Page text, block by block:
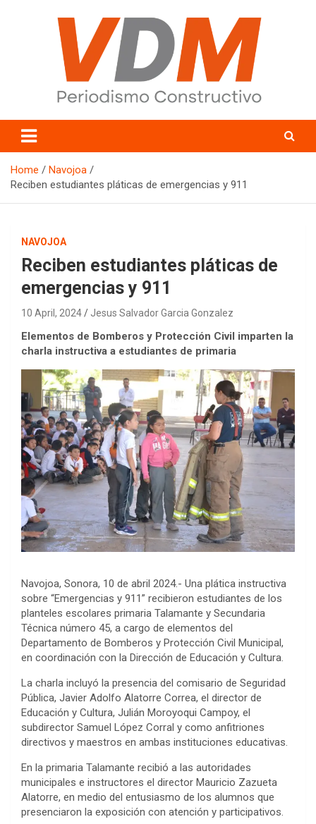
valledelmayo.com
Home
Navojoa
Reciben estudiantes pláticas de emergencias y 911
NAVOJOA
Reciben estudiantes pláticas de
emergencias y 911
10 April, 2024 Jesus Salvador Garcia Gonzalez
Elementos de Bomberos y Protección Civil imparten la
charla instructiva a estudiantes de primaria
Navojoa, Sonora, 10 de abril 2024.- Una plática instructiva
sobre “Emergencias y 911” recibieron estudiantes de los
planteles escolares primaria Talamante y Secundaria
Técnica número 45, a cargo de elementos del
Departamento de Bomberos y Protección Civil Municipal,
en coordinación con la Dirección de Educación y Cultura.
La charla incluyó la presencia del comisario de Seguridad
Pública, Javier Adolfo Alatorre Correa, el director de
Educación y Cultura, Julián Moroyoqui Campoy, el
subdirector Samuel López Corral y como anfitriones
directivos y maestros en ambas instituciones educativas.
En la primaria Talamante recibió a las autoridades
municipales e instructores el director Mauricio Zazueta
Alatorre, en medio del entusiasmo de los alumnos que
presenciaron la exposición con atención y participativos.